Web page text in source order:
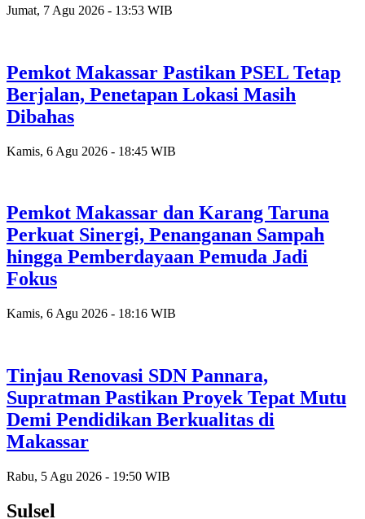
Jumat, 7 Agu 2026 - 13:53 WIB
Pemkot Makassar Pastikan PSEL Tetap
Berjalan, Penetapan Lokasi Masih
Dibahas
Kamis, 6 Agu 2026 - 18:45 WIB
Pemkot Makassar dan Karang Taruna
Perkuat Sinergi, Penanganan Sampah
hingga Pemberdayaan Pemuda Jadi
Fokus
Kamis, 6 Agu 2026 - 18:16 WIB
Tinjau Renovasi SDN Pannara,
Supratman Pastikan Proyek Tepat Mutu
Demi Pendidikan Berkualitas di
Makassar
Rabu, 5 Agu 2026 - 19:50 WIB
Sulsel